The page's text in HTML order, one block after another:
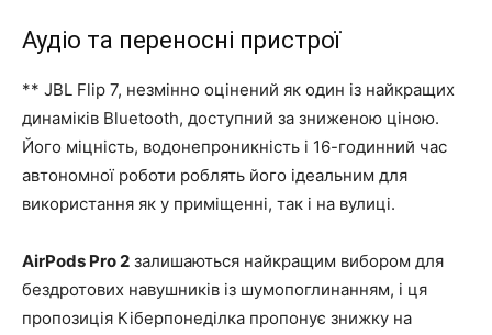
Аудіо та переносні пристрої
** JBL Flip 7, незмінно оцінений як один із найкращих
динаміків Bluetooth, доступний за зниженою ціною.
Його міцність, водонепроникність і 16-годинний час
автономної роботи роблять його ідеальним для
використання як у приміщенні, так і на вулиці.
AirPods Pro 2 залишаються найкращим вибором для
бездротових навушників із шумопоглинанням, і ця
пропозиція Кіберпонеділка пропонує знижку на